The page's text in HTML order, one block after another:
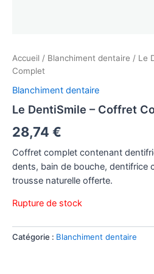
Accueil / Blanchiment dentaire / Le
Complet
Blanchiment dentaire
Le DentiSmile – Coffret
28,74 €
Coffret complet contenant
dents, bain de bouche, dentifrice
trousse naturelle offerte.
Rupture de stock
Catégorie : Blanchiment dentaire